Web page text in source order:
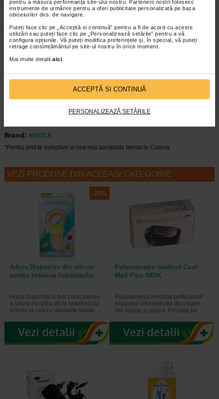
pentru a măsura performanța site-ului nostru. Partenerii noștri folosesc
instrumente de urmărire pentru a oferi publicitate personalizată pe baza
obiceiurilor dvs. de navigare.
Puteți face clic pe „Acceptă si continuă” pentru a fi de acord cu aceste
utilizări sau puteți face clic pe „Personalizează setările” pentru a vă
configura opțiunile. Vă puteți modifica preferințele și, în special, vă puteți
retrage consimțământul pe site-ul nostru în orice moment.
Mai multe detalii aici.
ACCEPTĂ SI CONTINUĂ
PERSONALIZEAZĂ SETĂRILE
aliment pentru sugari si alaptarea trebuie sa continue pe o
perioada cat mai indelungata. Inainte de a te decide sa
folosesti aceasta formula de lapte, consulta medicul tau.
Conditii de pastrare
Ambalat in atmosfera protectoare.
A se consuma de preferinta inainte de sfarsitul datei
pastra la loc uscat si racoros. Dupa deschiderea cutiei, a se
consuma in maximum 3 saptamani.
Brand: NESTLE
*Pentru pret te asteptam in cea mai apropiata farmacie Catena
VEZI PRODUSE DIN ACEEASI CATEGORIE
-25%
Adora Dispozitiv din silicon
pentru hranirea bebelusului
Acest dispozitiv a fost creat pentru
a usura tranzitia de la hranirea cu
lichide la cea cu alimente solide…
Pulsoximetru medical Cool
Med Plus IMDK
Pulsoximetru medical profesional
masoara concentratia de oxigen
din sange si pulsul. Folosire pe…